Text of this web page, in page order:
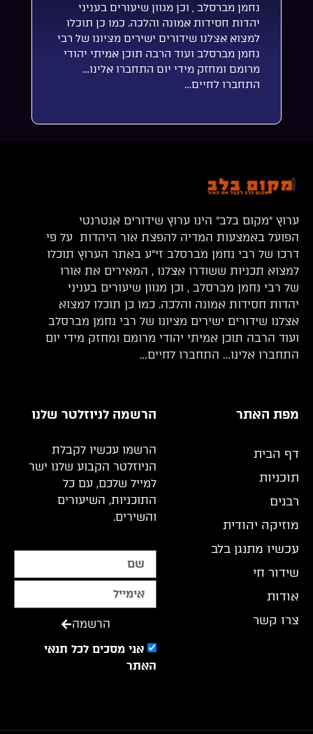
נחמן מברסלב , וכן מגוון שיעורים בעניני
יהדות חסידות אמונה והלכה. כמו כן תוכלו
למצוא אצלנו שידורים ישירים מציונו של רבי
נחמן מברסלב ועוד הרבה תוכן אמיתי יהודי
מרומם ומחזק מידי יום התחברו אלינו…
התחברו לחיים…
ערוץ “מקום בלב” הינו ערוץ שידורים אנטרנטי
הפועל באמצעות המדיה להפצת אור היהדות על פי
דרכו של רבי נחמן מברסלב זי”ע באתר הערוץ תוכלו
למצוא תכניות ששודרו אצלנו , המאירים את אורו
של רבי נחמן מברסלב , וכן מגוון שיעורים בעניני
יהדות חסידות אמונה והלכה. כמו כן תוכלו למצוא
אצלנו שידורים ישירים מציונו של רבי נחמן מברסלב
ועוד הרבה תוכן אמיתי יהודי מרומם ומחזק מידי יום
התחברו אלינו… התחברו לחיים…
מפת האתר
דף הבית
תוכניות
רבנים
מוזיקה יהודית
עכשיו מתנגן בלב
שידור חי
אודות
צרו קשר
הרשמה לניוזלטר שלנו
הרשמו עכשיו לקבלת
הניוזלטר הקבוע שלנו ישר
למייל שלכם, עם כל
התוכניות, השיעורים
והשירים.
אני מסכים לכל תנאי
האתר
הרשמה